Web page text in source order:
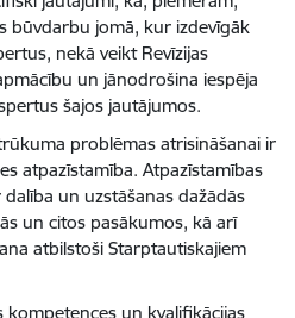
būvdarbu jomā, kur izdevīgāk
nekā veikt Revīzijas
un jānodrošina iespēja
šajos jautājumos.
problēmas atrisināšanai ir
atpazīstamība. Atpazīstamības
un uzstāšanas dažādās
un citos pasākumos, kā arī
atbilstoši Starptautiskajiem
kompetences un kvalifikācijas